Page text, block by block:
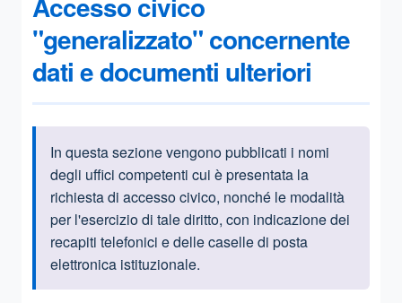
"generalizzato" concernente
dati e documenti ulteriori
Informazioni introduttive
In questa sezione vengono pubblicati i nomi
degli uffici competenti cui è presentata la
richiesta di accesso civico, nonché le modalità
per l'esercizio di tale diritto, con indicazione dei
recapiti telefonici e delle caselle di posta
elettronica istituzionale.